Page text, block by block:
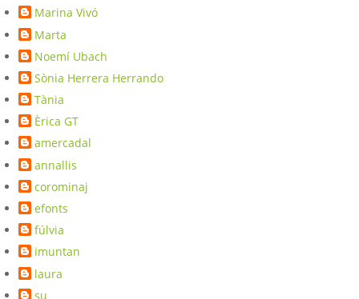
Marina Vivó
Marta
Noemí Ubach
Sònia Herrera Herrando
Tània
Èrica GT
amercadal
annallis
corominaj
efonts
fúlvia
imuntan
laura
su